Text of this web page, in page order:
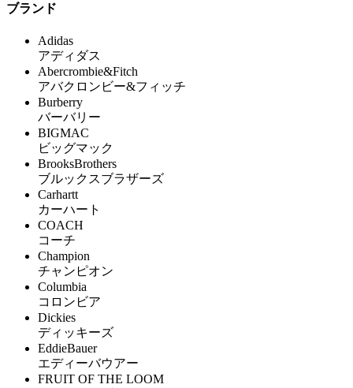
ブランド
Adidas
アディダス
Abercrombie&Fitch
アバクロンビー&フィッチ
Burberry
バーバリー
BIGMAC
ビッグマック
BrooksBrothers
ブルックスブラザーズ
Carhartt
カーハート
COACH
コーチ
Champion
チャンピオン
Columbia
コロンビア
Dickies
ディッキーズ
EddieBauer
エディーバウアー
FRUIT OF THE LOOM